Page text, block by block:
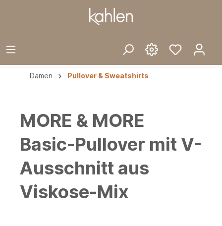
Damen Pullover & Sweatshirts
MORE & MORE
Basic-Pullover mit V-
Ausschnitt aus
Viskose-Mix